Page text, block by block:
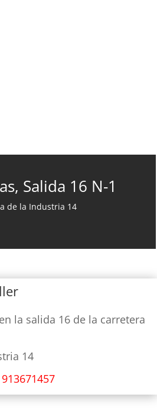
Salida 16 N-1
de la Industria 14
en la salida 16 de la carretera
14